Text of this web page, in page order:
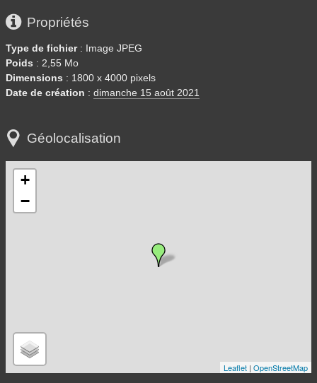
 Propriétés
Type de fichier: Image JPEG
Poids : 2,55 Mo
Dimensions : 1800 x 4000 pixels
Date de création : dimanche 15 août 2021
 Géolocalisation
+
−
Leaflet | OpenStreetMap